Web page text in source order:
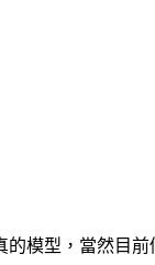
模型，當然目